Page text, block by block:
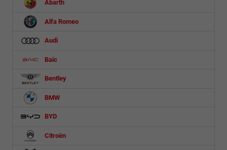
Abarth
Alfa Romeo
Audi
Baic
Bentley
BMW
BYD
Citroën